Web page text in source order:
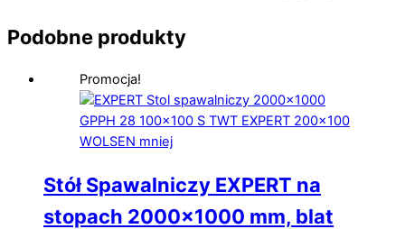
Podobne produkty
Promocja!
Stół Spawalniczy EXPERT na
stopach 2000×1000 mm, blat